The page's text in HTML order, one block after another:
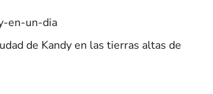
de Kandy en las tierras altas de